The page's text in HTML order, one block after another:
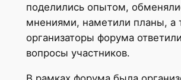
поделились опытом,
мнениями, наметили планы, а
организаторы форума
вопросы участников.